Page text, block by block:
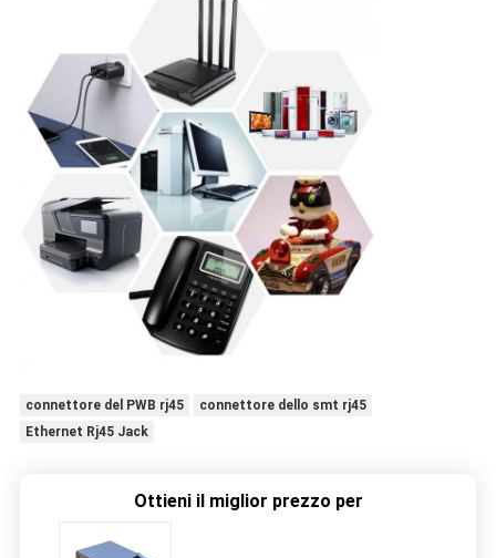
connettore del PWB rj45
connettore dello smt rj45
Ethernet Rj45 Jack
Ottieni il miglior prezzo per